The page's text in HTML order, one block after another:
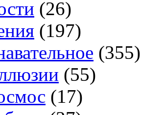
(26)
(197)
(355)
(55)
(17)